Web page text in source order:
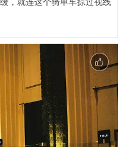
，就连这个骑单车掠过视线